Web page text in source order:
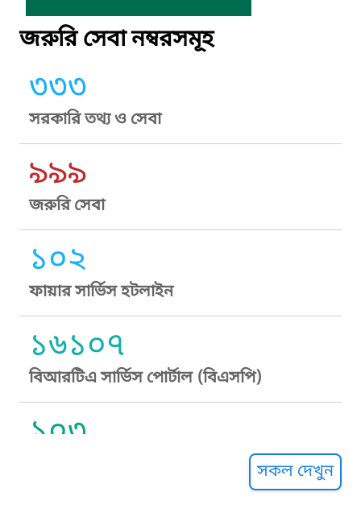
জরুরি সেবা নম্বরসমূহ
৩৩৩
সরকারি তথ্য ও সেবা
৯৯৯
জরুরি সেবা
১০২
ফায়ার সার্ভিস হটলাইন
১৬১০৭
বিআরটিএ সার্ভিস পোর্টাল (বিএসপি)
১০৩
সকল দেখুন